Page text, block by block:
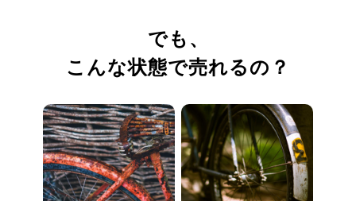
でも、
こんな状態で売れるの？